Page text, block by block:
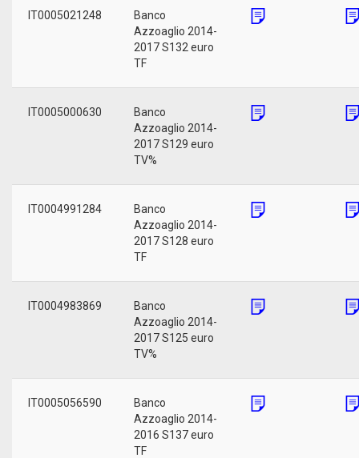
IT0005021248
Banco
Azzoaglio 2014-
2017 S132 euro
TF
IT0005000630
Banco
Azzoaglio 2014-
2017 S129 euro
TV%
IT0004991284
Banco
Azzoaglio 2014-
2017 S128 euro
TF
IT0004983869
Banco
Azzoaglio 2014-
2017 S125 euro
TV%
IT0005056590
Banco
Azzoaglio 2014-
2016 S137 euro
TF